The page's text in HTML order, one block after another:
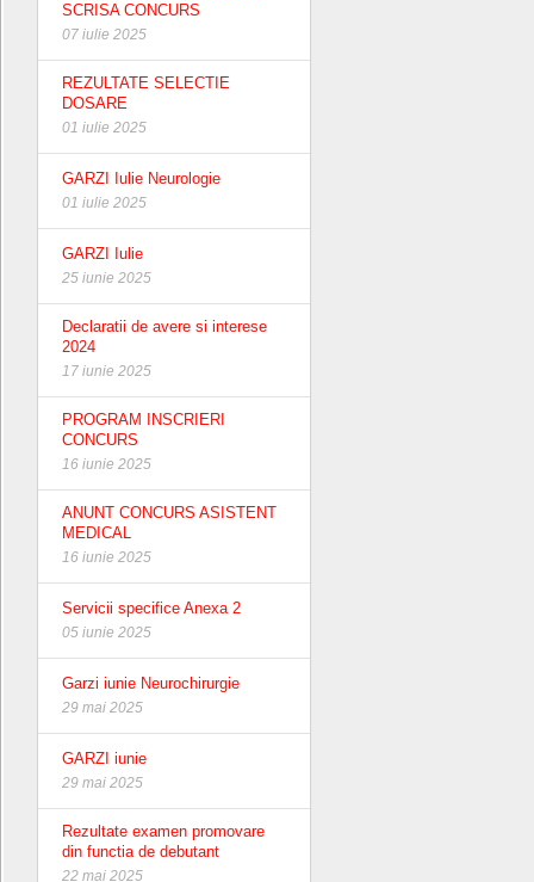
SCRISA CONCURS
07 iulie 2025
REZULTATE SELECTIE
DOSARE
01 iulie 2025
GARZI Iulie Neurologie
01 iulie 2025
GARZI Iulie
25 iunie 2025
Declaratii de avere si interese
2024
17 iunie 2025
PROGRAM INSCRIERI
CONCURS
16 iunie 2025
ANUNT CONCURS ASISTENT
MEDICAL
16 iunie 2025
Servicii specifice Anexa 2
05 iunie 2025
Garzi iunie Neurochirurgie
29 mai 2025
GARZI iunie
29 mai 2025
Rezultate examen promovare
din functia de debutant
22 mai 2025